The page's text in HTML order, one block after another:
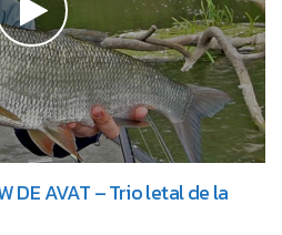
DE AVAT – Trio letal de la